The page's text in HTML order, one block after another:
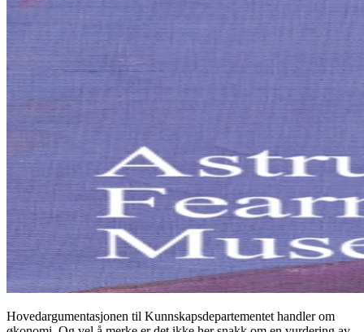
Hovedargumentasjonen til Kunnskapsdepartementet handler om